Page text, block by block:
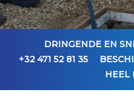
DRINGENDE EN
+32 471 52 81 35
HEEL